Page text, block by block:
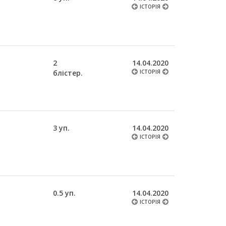
ІСТОРІЯ
2
блістер.
14.04.2020
ІСТОРІЯ
3 уп. 14.04.2020
ІСТОРІЯ
0.5 уп. 14.04.2020
ІСТОРІЯ